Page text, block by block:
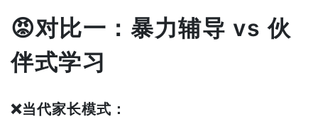
😡对比一：暴力辅导 vs 伙
伴式学习
❌当代家长模式：